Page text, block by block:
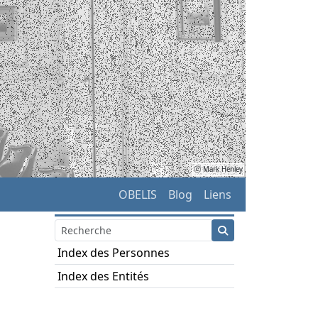
ⓒ Mark Henley
OBELIS Blog Liens
Index des Personnes
Index des Entités